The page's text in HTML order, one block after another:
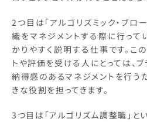
2つ目は「アルゴリズミック・ブロ
織をマネジメントする際に行っ
かりやすく説明する仕事です。こ
トや評価を受ける人にとっては、
納得感のあるマネジメントを行う
きな役割を担ってきます。
3つ目は「アルゴリズム調整職」と